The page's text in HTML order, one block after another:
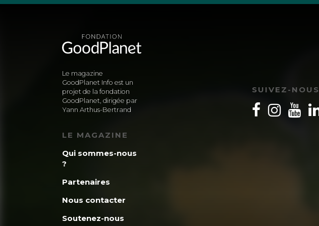
Le magazine
GoodPlanet Info est un
projet de la fondation
GoodPlanet, dirigée par
Yann Arthus-Bertrand
LE MAGAZINE
Qui sommes-nous
?
Partenaires
Nous contacter
Soutenez-nous
SUIVEZ-NOUS